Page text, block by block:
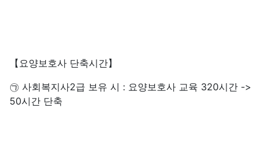
【요양보호사 단축시간】
㉠ 사회복지사2급 보유 시 : 요양보호사 교육 320시간 ->
50시간 단축